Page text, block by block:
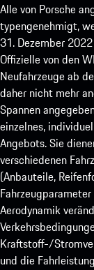
Alle von Porsche
typengenehmigt,
31. Dezember
Offizielle von den
Neufahrzeuge ab
daher nicht mehr
Spannen
einzelnes,
Angebots. Sie
verschiedenen
(Anbauteile,
Aerodynamik
Kraftstoff-/
und die